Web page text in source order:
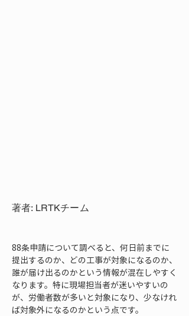
著者: LRTKチーム
88条申請について調べると、何日前までに
提出するのか、どの工事が対象になるのか、
誰が届け出るのかという情報が混在しやすく
なります。特に現場担当者が迷いやすいの
が、労働者数が多いと対象になり、少なけれ
ば対象外になるのかという点です。